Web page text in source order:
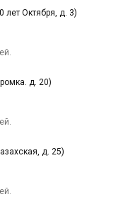
лет Октября, д. 3)
д. 20)
д. 25)